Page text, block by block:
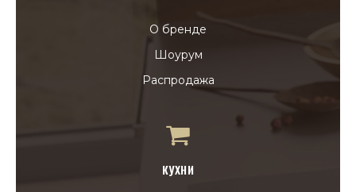
О бренде
Шоурум
Распродажа
КУХНИ